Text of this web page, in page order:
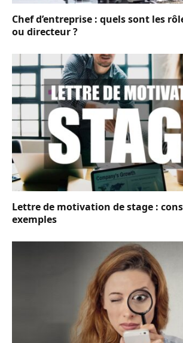
Chef d’entreprise : quels sont les
ou directeur ?
Lettre de motivation de stage :
exemples